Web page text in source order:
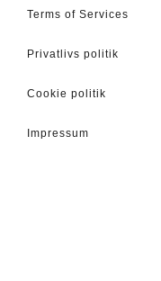
Terms of Services
Privatlivs politik
Cookie politik
Impressum